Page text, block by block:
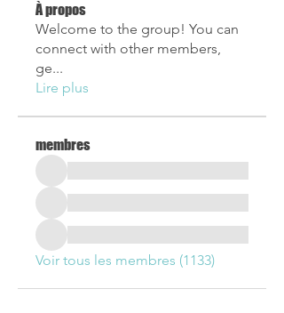
À propos
Welcome to the group! You can
connect with other members,
ge...
Lire plus
membres
Voir tous les membres (1133)